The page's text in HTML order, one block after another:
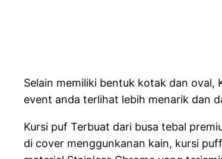
Selain memiliki bentuk kotak dan
event anda terlihat lebih menarik dan
Kursi puf Terbuat dari busa tebal
di cover menggunkanan kain, kursi